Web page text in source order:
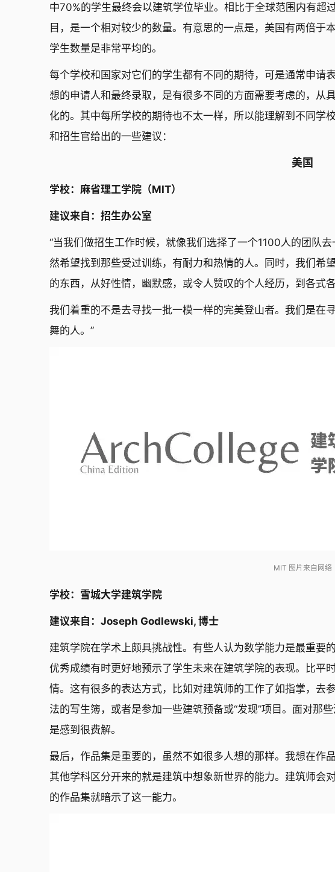
中70%的学生最终会以建筑学位毕业。相比于全球范围内有
目，是一个相对较少的数量。有意思的一点是，美国有两倍于
学生数量是非常平均的。
每个学校和国家对它们的学生都有不同的期待，可是通常申请
想的申请人和最终录取，是有很多不同的方面需要考虑的，从
化的。其中每所学校的期待也不太一样，所以能理解到不同学
和招生官给出的一些建议：
美国
学校：麻省理工学院（MIT）
建议来自：招生办公室
“当我们做招生工作时候，就像我们选择了一个1100人的团队
然希望找到那些受过训练，有耐力和热情的人。同时，我们希
的东西，从好性情，幽默感，或令人赞叹的个人经历，到各式
我们着重的不是去寻找一批一模一样的完美登山者。我们是在
舞的人。”
MIT 图片来自网络
学校：雪城大学建筑学院
建议来自：Joseph Godlewski, 博士
建筑学院在学术上颇具挑战性。有些人认为数学能力是最重要
优秀成绩有时更好地预示了学生未来在建筑学院的表现。比平
情。这有很多的表达方式，比如对建筑师的工作了如指掌，去
法的写生簿，或者是参加一些建筑预备或“发现”项目。面对那
是感到很费解。
最后，作品集是重要的，虽然不如很多人想的那样。我想在作
其他学科区分开来的就是建筑中想象新世界的能力。建筑师会
的作品集就暗示了这一能力。